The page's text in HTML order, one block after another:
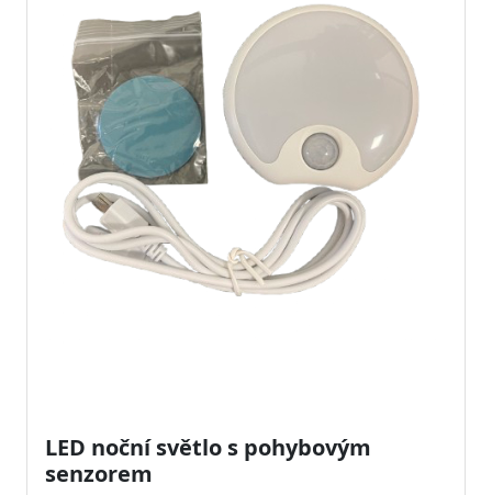
LED noční světlo s pohybovým
senzorem